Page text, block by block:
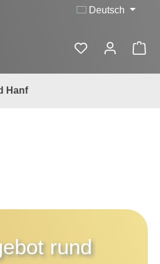
Deutsch
Hanf
rund